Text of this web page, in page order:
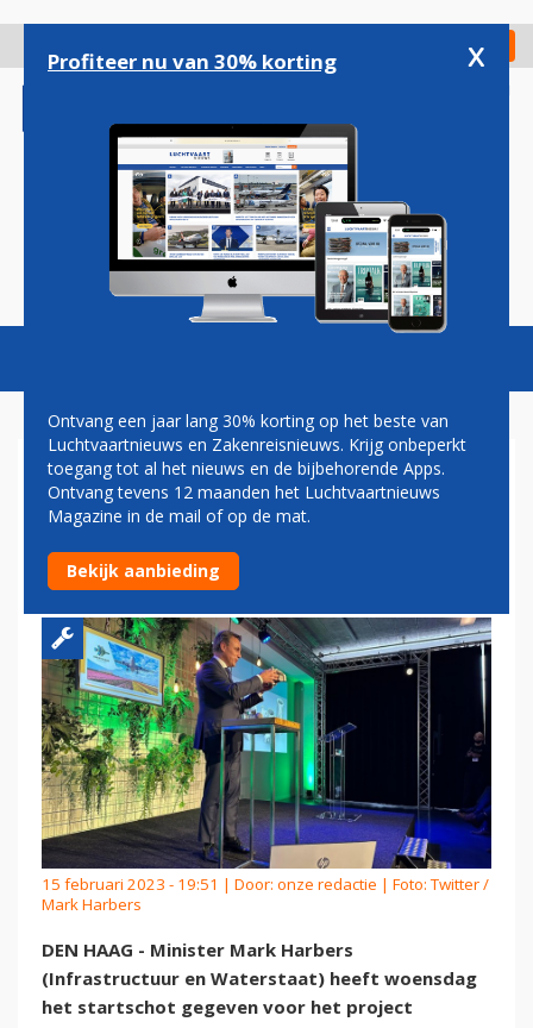
gaan
Check in
Magazine Podcasts Vacatures
MINISTER HARBERS GEEFT
STARTSCHOT VOOR PROJECT
LUCHTVAART IN TRANSITIE
15 februari 2023 - 19:51 | Door: onze redactie | Foto: Twitter /
Mark Harbers
DEN HAAG - Minister Mark Harbers
(Infrastructuur en Waterstaat) heeft woensdag
het startschot gegeven voor het project
Profiteer nu van 30% korting x
Ontvang een jaar lang 30% korting op het beste van
Luchtvaartnieuws en Zakenreisnieuws. Krijg onbeperkt
toegang tot al het nieuws en de bijbehorende Apps.
Ontvang tevens 12 maanden het Luchtvaartnieuws
Magazine in de mail of op de mat.
Bekijk aanbieding